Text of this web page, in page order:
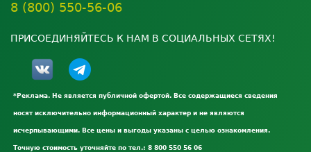
8 (800) 550-56-06
ПРИСОЕДИНЯЙТЕСЬ К НАМ В СОЦИАЛЬНЫХ СЕТЯХ!
*Реклама. Не является публичной офертой. Все содержащиеся сведения
носят исключительно информационный характер и не являются
исчерпывающими. Все цены и выгоды указаны с целью ознакомления.
Точную стоимость уточняйте по тел.: 8 800 550 56 06